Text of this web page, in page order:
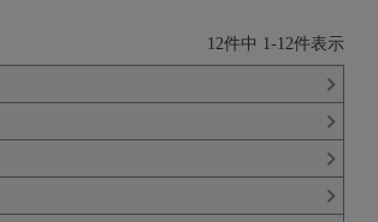
12件中 1-12件表示